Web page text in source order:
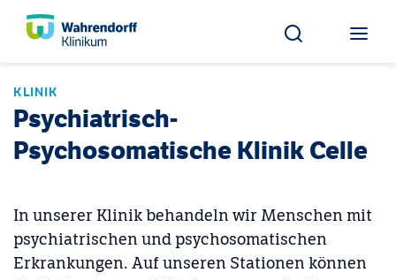
KLINIK
Psychiatrisch-
Psychosomatische Klinik Celle
In unserer Klinik behandeln wir Menschen mit
psychiatrischen und psychosomatischen
Erkrankungen. Auf unseren Stationen können